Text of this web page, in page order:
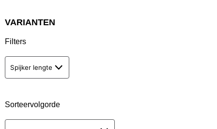
VARIANTEN
Filters
Spijker lengte
Sorteervolgorde